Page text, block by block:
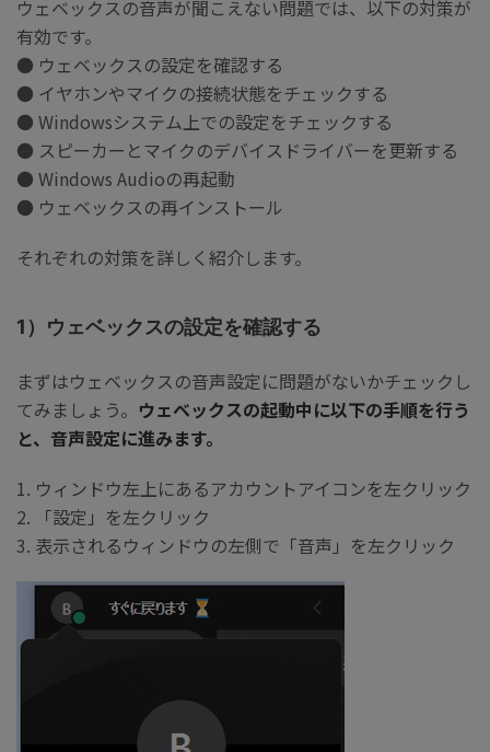
ウェベックスの音声が聞こえない問題では、以下の対策が
有効です。
● ウェベックスの設定を確認する
● イヤホンやマイクの接続状態をチェックする
● Windowsシステム上での設定をチェックする
● スピーカーとマイクのデバイスドライバーを更新する
● Windows Audioの再起動
● ウェベックスの再インストール
それぞれの対策を詳しく紹介します。
1）ウェベックスの設定を確認する
まずはウェベックスの音声設定に問題がないかチェックし
てみましょう。 ウェベックスの起動中に以下の手順を行う
と、音声設定に進みます。
1. ウィンドウ左上にあるアカウントアイコンを左クリック
2. 「設定」を左クリック
3. 表示されるウィンドウの左側で「音声」を左クリック